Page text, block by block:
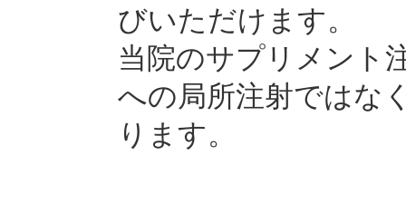
びいただけます。
当院のサプリメント
への局所注射ではな
ります。